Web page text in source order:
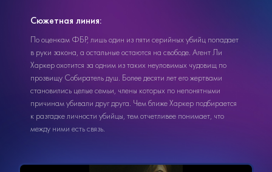
Сюжетная линия:
По оценкам ФБР, лишь один из пяти серийных убийц попадает
в руки закона, а остальные остаются на свободе. Агент Ли
Харкер охотится за одним из таких неуловимых чудовищ по
прозвищу Собиратель душ. Более десяти лет его жертвами
становились целые семьи, члены которых по непонятными
причинам убивали друг друга. Чем ближе Харкер подбирается
к разгадке личности убийцы, тем отчетливее понимает, что
между ними есть связь.